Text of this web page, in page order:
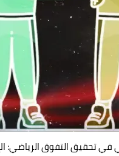
في تحقيق التفوق الرياضي: